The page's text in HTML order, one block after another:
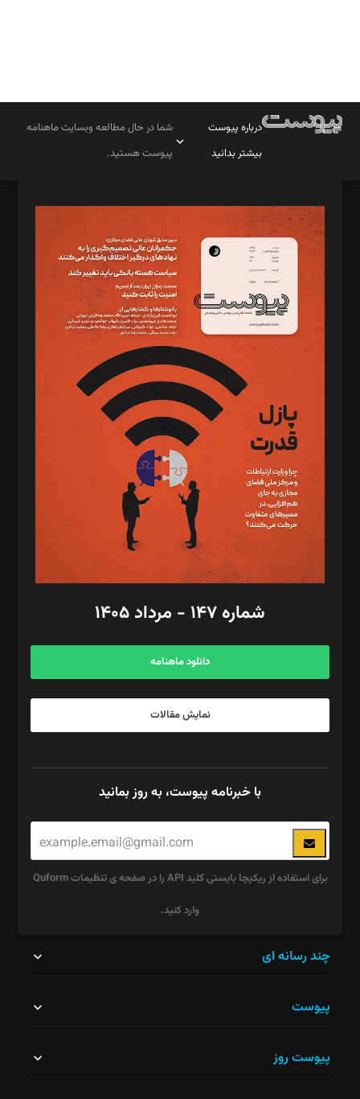
درباره پیوست
بیشتر بدانید
شما در حال مطالعه وبسایت ماهنامه
پیوست هستید.
مدیر مسئول: محمدباقر اثنی‌عشری
سردبیر: مهرک محمودی
دبیر تحریریه: میثم قاسمی
د‌بیر ناداستان: سمانه سمیع
د‌بیر خدمت و تجارت: ابوالفضل رجبی
د‌بیر حقوق فناوری: حسام‌الدین ایپکچی
د‌بیر پیوست جهان: مینا پاکدل
د‌بیر تحریریه آنلاین: بابک نقاش
تحریریه‌: مجتبی محمود‌ی، آرش برهمند، یسنا امان‌پور، سروش کرمیان،
مصطفی مسجدی آرانی، ابوالفضل رجبی، زهرا فکرانه، فائزه فتحی
رستمی،مصطفی باستان
ویرایش: نگار استاد‌‌آقا
طراح یونیفرم: مجید توکلی
فیلمبرداری و عکاسی: امیر شفیعی، مانی لطفی زاده
گرافیک و صفحه‌آرایی: سید‌سبحان‌علی ثابت
مد‌یر توسعه تجاری: کامبیز برید‌
امور مالی: شاپور رهبری، محمد‌ کاظمی‌نیا
آگهی و مشترکین: ۰۹۱۹۹۹۹۰۴۵۴
شماره ۱۴۷ - مرداد ۱۴۰۵
دانلود ماهنامه
نمایش مقالات
با خبرنامه پیوست، به روز بمانید
برای استفاده از ریکپچا بایستی کلید API را در صفحه ی تنظیمات Quform
وارد کنید.
نباید
چند رسانه ای
پیوست
پیوست روز